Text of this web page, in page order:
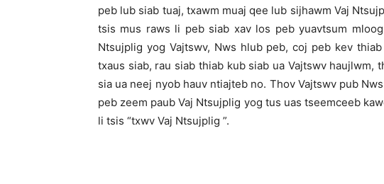
peb lub siab tuaj, txawm muaj qee lub sijhawm Vaj
tsis mus raws li peb siab xav los peb yuavtsum
Ntsujplig yog Vajtswv, Nws hlub peb, coj peb kev
txaus siab, rau siab thiab kub siab ua Vajtswv haujlwm,
sia ua neej nyob hauv ntiajteb no. Thov Vajtswv pub
peb zeem paub Vaj Ntsujplig yog tus uas tseemceeb
li tsis “txwv Vaj Ntsujplig ”.